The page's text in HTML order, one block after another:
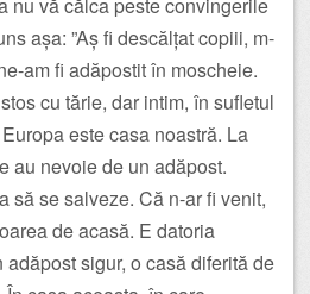
nu vă călca peste convingerile
așa: ”Aș fi descălțat copiii, m-
am fi adăpostit în moscheie.
cu tărie, dar intim, în sufletul
este casa noastră. La
au nevoie de un adăpost.
să se salveze. Că n-ar fi venit,
de acasă. E datoria
sigur, o casă diferită de